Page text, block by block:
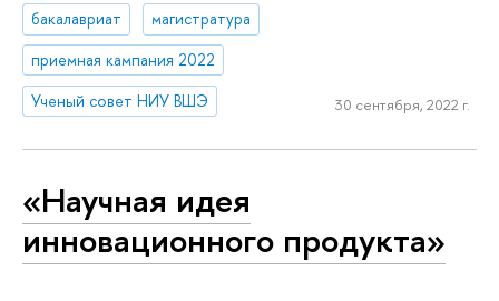
бакалавриат
магистратура
приемная кампания 2022
Ученый совет НИУ ВШЭ
30 сентября, 2022 г.
«Научная идея
инновационного продукта»